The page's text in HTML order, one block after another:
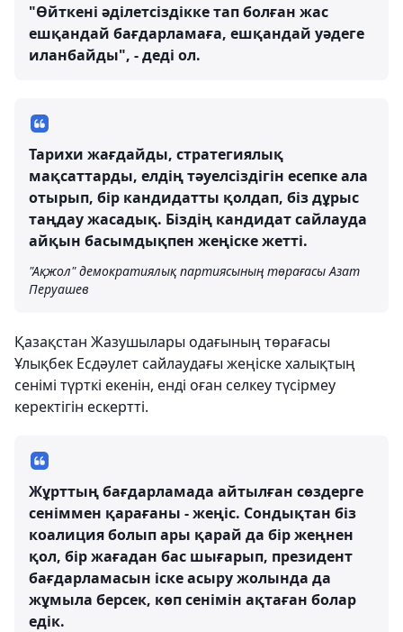
"Өйткені әділетсіздікке тап болған жас
ешқандай бағдарламаға, ешқандай уәдеге
иланбайды", - деді ол.
Тарихи жағдайды, стратегиялық
мақсаттарды, елдің тәуелсіздігін есепке ала
отырып, бір кандидатты қолдап, біз дұрыс
таңдау жасадық. Біздің кандидат сайлауда
айқын басымдықпен жеңіске жетті.
"Ақжол" демократиялық партиясының төрағасы Азат
Перуашев
Қазақстан Жазушылары одағының төрағасы
Ұлықбек Есдәулет сайлаудағы жеңіске халықтың
сенімі түрткі екенін, енді оған селкеу түсірмеу
керектігін ескертті.
Жұрттың бағдарламада айтылған сөздерге
сеніммен қарағаны - жеңіс. Сондықтан біз
коалиция болып ары қарай да бір жеңнен
қол, бір жағадан бас шығарып, президент
бағдарламасын іске асыру жолында да
жұмыла берсек, көп сенімін ақтаған болар
едік.